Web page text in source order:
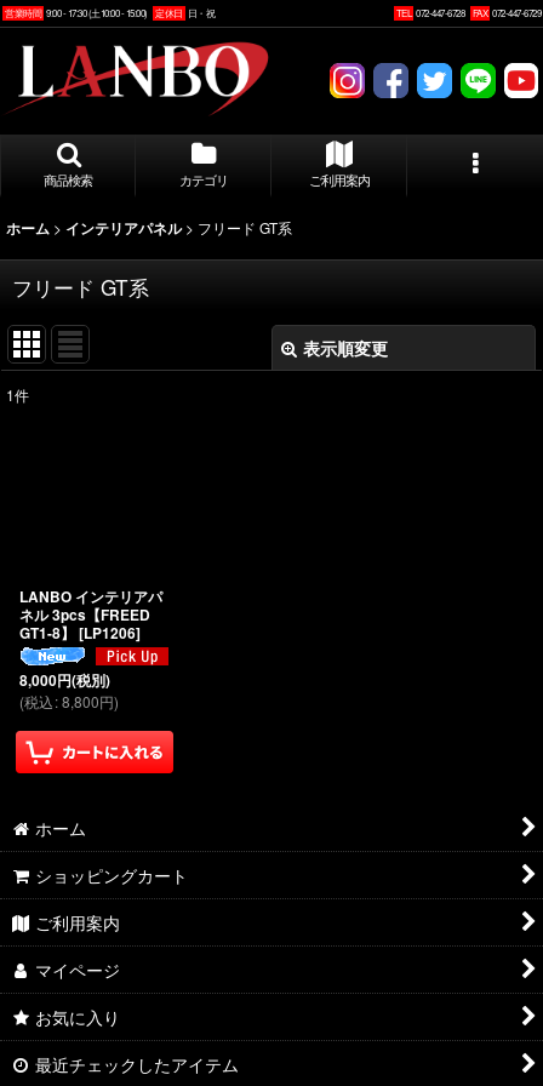
営業時間 9:00 - 17:30 (土10:00 - 15:00) 定休日 日・祝 TEL 072-447-6728 FAX 072-447-6729
商品検索 カテゴリ ご利用案内
ホーム > インテリアパネル > フリード GT系
フリード GT系
表示順変更
1件
LANBO インテリアパ
ネル 3pcs【FREED
GT1-8】 [LP1206]
8,000円(税別)
(税込:8,800円)
ホーム
ショッピングカート
ご利用案内
マイページ
お気に入り
最近チェックしたアイテム